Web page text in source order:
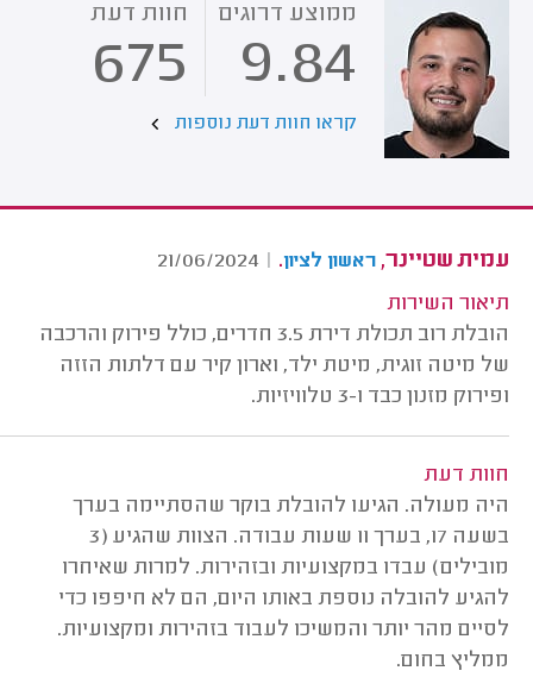
ממוצע דרוגים
9.84
חוות דעת
675
קראו חוות דעת נוספות
עמית שטיינר, ראשון לציון.
|
21/06/2024
תיאור השירות
הובלת רוב תכולת דירת 3.5 חדרים, כולל פירוק והרכבה
של מיטה זוגית, מיטת ילד, וארון קיר עם דלתות הזזה
ופירוק מזנון כבד ו-3 טלוויזיות.
חוות דעת
היה מעולה. הגיעו להובלת בוקר שהסתיימה בערך
בשעה 17, בערך 11 שעות עבודה. הצוות שהגיע (3
מובילים) עבדו במקצועיות ובזהירות. למרות שאיחרו
להגיע להובלה נוספת באותו היום, הם לא חיפפו כדי
לסיים מהר יותר והמשיכו לעבוד בזהירות ומקצועיות.
ממליץ בחום.